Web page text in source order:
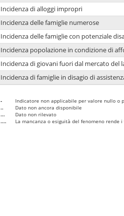
Incidenza di alloggi impropri
Incidenza delle famiglie numerose
Incidenza delle famiglie con potenziale
Incidenza popolazione in condizione di
Incidenza di giovani fuori dal mercato del
Incidenza di famiglie in disagio di
-
Indicatore non applicabile per valore nullo o
..
Dato non ancora disponibile
...
Dato non rilevato
....
La mancanza o esiguità del fenomeno rende